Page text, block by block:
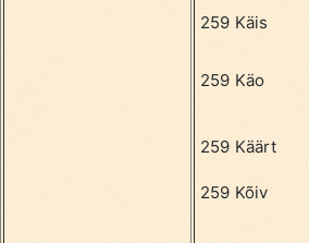
259 Käis
259 Käo
259 Käärt
259 Kõiv